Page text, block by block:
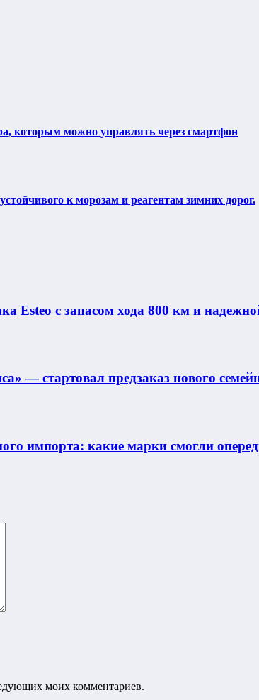
которым можно управлять через смартфон
к морозам и реагентам зимних дорог.
Esteo с запасом хода 800 км и
— стартовал предзаказ нового
импорта: какие марки смогли
моих комментариев.